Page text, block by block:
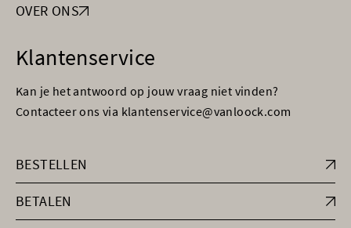
OVER ONS
Klantenservice
Kan je het antwoord op jouw vraag niet vinden?
Contacteer ons via klantenservice@vanloock.com
BESTELLEN
BETALEN